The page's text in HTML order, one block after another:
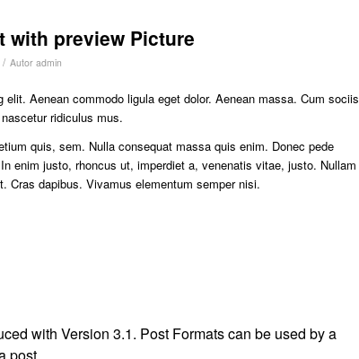
with preview Picture
/ Autor admin
Aenean commodo ligula eget dolor. Aenean massa. Cum sociis
ridiculus mus.
quis, sem. Nulla consequat massa quis enim. Donec pede
enim justo, rhoncus ut, imperdiet a, venenatis vitae, justo. Nullam
Cras dapibus. Vivamus elementum semper nisi.
with Version 3.1. Post Formats can be used by a